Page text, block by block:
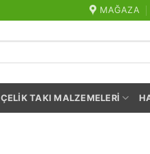
MAĞAZA
ÇELIK TAKI MALZEMELERI